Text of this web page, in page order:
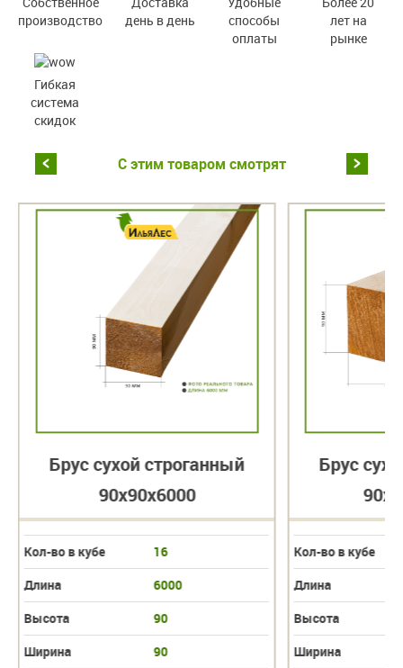
производство
день в день
способы
оплаты
лет на
рынке
Гибкая
система
скидок
С этим товаром смотрят
Брус сухой строганный
90х90х6000
Кол-во в кубе
16
Длина
6000
Высота
90
Ширина
90
Брус
Кол-во в кубе
Длина
Высота
Ширина